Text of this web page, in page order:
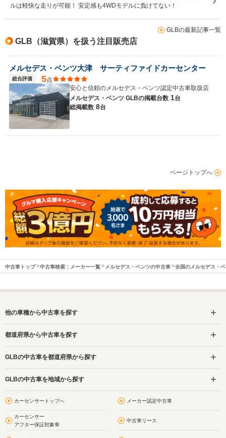
ルは軽快な走りが可能！ 安定感も4WDモデルに負けてない！
GLBの最新記事一覧
GLB（滋賀県）を扱う注目販売店
メルセデス・ベンツ大津 サーティファイドカーセンター
総合評価 5点
安心と信頼のメルセデス・ベンツ認定中古車取扱店
メルセデス・ベンツ GLBの掲載台数 1台
総掲載数 8台
ページトップへ
中古車トップ 中古車検索：メーカー一覧 メルセデス・ベンツの中古車 全国のメルセデス・
他の車種から中古車を探す
都道府県から中古車を探す
GLBの中古車を都道府県から探す
GLBの中古車を地域から探す
カーセンサートップへ メーカー認定中古車
カーセンサー
アフター保証対象車
中古車リース